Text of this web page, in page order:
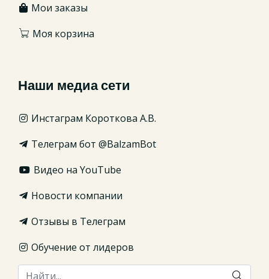
Мои заказы
Моя корзина
Наши медиа сети
Инстаграм Короткова А.В.
Телеграм бот @BalzamBot
Видео на YouTube
Новости компании
Отзывы в Телеграм
Обучение от лидеров